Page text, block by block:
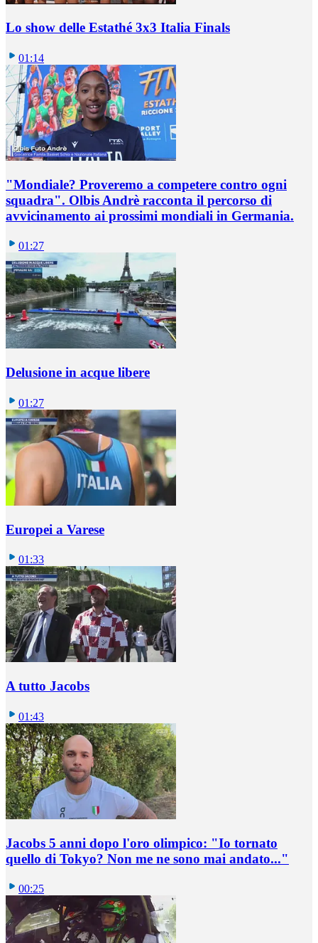
Lo show delle Estathé 3x3 Italia Finals
01:14
"Mondiale? Proveremo a competere contro ogni
squadra". Olbis Andrè racconta il percorso di
avvicinamento ai prossimi mondiali in Germania.
01:27
Delusione in acque libere
01:27
Europei a Varese
01:33
A tutto Jacobs
01:43
Jacobs 5 anni dopo l'oro olimpico: "Io tornato
quello di Tokyo? Non me ne sono mai andato..."
00:25